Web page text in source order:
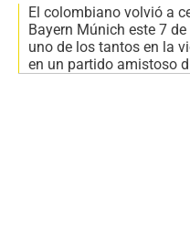
El colombiano volvió a
Bayern Múnich este 7
uno de los tantos en la
en un partido amistoso